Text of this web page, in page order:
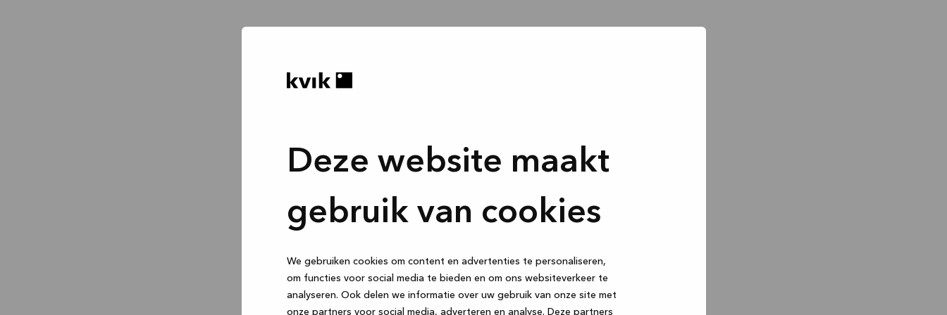
Deze website maakt
gebruik van cookies
We gebruiken cookies om content en advertenties te personaliseren,
om functies voor social media te bieden en om ons websiteverkeer te
analyseren. Ook delen we informatie over uw gebruik van onze site met
onze partners voor social media, adverteren en analyse. Deze partners